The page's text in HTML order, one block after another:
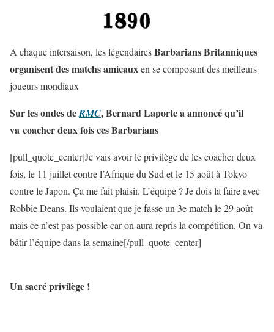
A chaque intersaison, les légendairesBarbarians Britanniques
organisent des matchs amicauxen se composant des meilleurs
joueurs mondiaux
Sur les ondes deRMC, Bernard Laporte a annoncé qu’il
va coacher deux fois ces Barbarians
[pull_quote_center]Je vais avoir le privilège de les coacher deux
fois, le 11 juillet contre l’Afrique du Sud et le 15 août à Tokyo
contre le Japon. Ça me fait plaisir. L’équipe ? Je dois la faire avec
Robbie Deans. Ils voulaient que je fasse un 3e match le 29 août
mais ce n’est pas possible car on aura repris la compétition. On va
bâtir l’équipe dans la semaine[/pull_quote_center]
Un sacré privilège !